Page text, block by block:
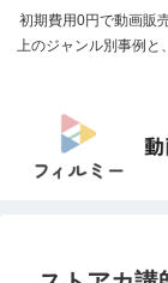
初期費用0円で動画販
上のジャンル別事例と